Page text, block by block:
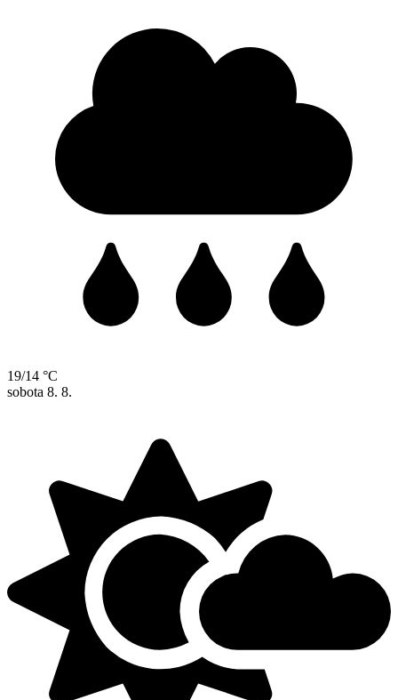
19/14 °C
sobota 8. 8.